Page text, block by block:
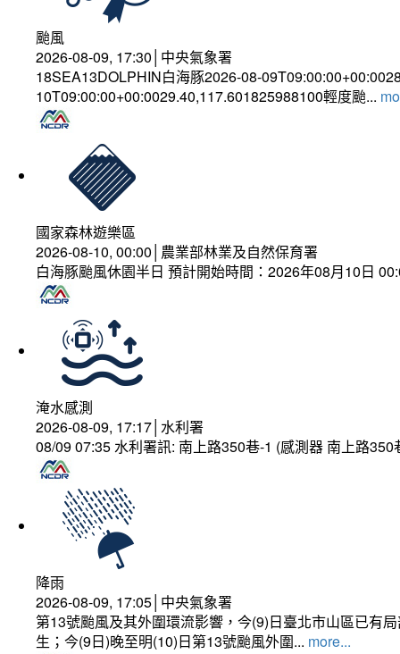
颱風
2026-08-09, 17:30│中央氣象署
18SEA13DOLPHIN白海豚2026-08-
10T09:00:00+00:0029.40,117.601825988100輕度颱...
國家森林遊樂區
2026-08-10, 00:00│農業部林業及自然保育署
白海豚颱風休園半日 預計開始時間：2026年08月10日
淹水感測
2026-08-09, 17:17│水利署
08/09 07:35 水利署訊: 南上路350巷-1 (感測器 南上路
降雨
2026-08-09, 17:05│中央氣象署
第13號颱風及其外圍環流影響，今(9)日臺北市山區已有
生；今(9日)晚至明(10)日第13號颱風外圍... more...